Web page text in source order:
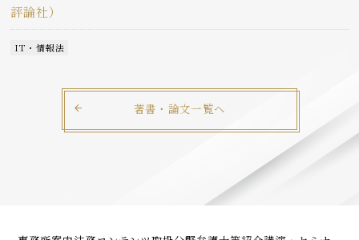
評論社）
IT・情報法
著書・論文一覧へ